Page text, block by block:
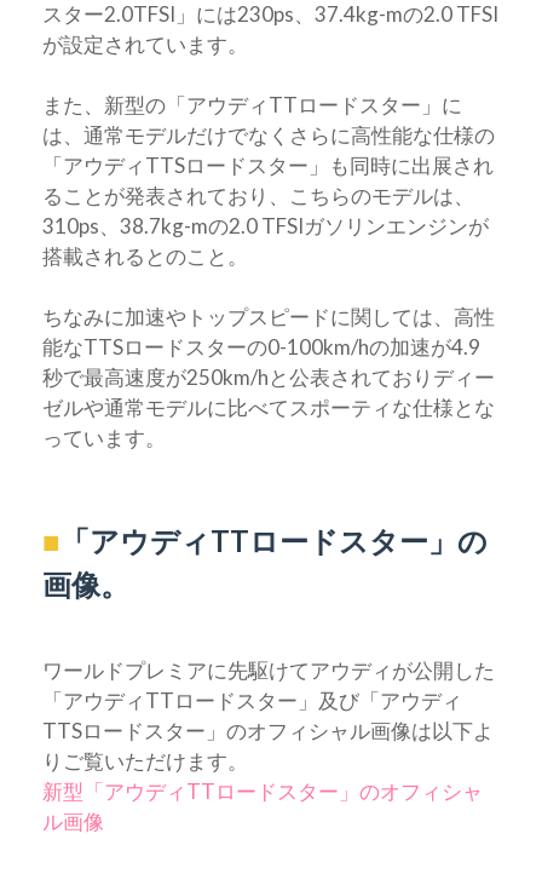
スター2.0TFSI」には230ps、37.4kg-mの2.0 TFSI
が設定されています。
また、新型の「アウディTTロードスター」に
は、通常モデルだけでなくさらに高性能な仕様の
「アウディTTSロードスター」も同時に出展され
ることが発表されており、こちらのモデルは、
310ps、38.7kg-mの2.0 TFSIガソリンエンジンが
搭載されるとのこと。
ちなみに加速やトップスピードに関しては、高性
能なTTSロードスターの0-100km/hの加速が4.9
秒で最高速度が250km/hと公表されておりディー
ゼルや通常モデルに比べてスポーティな仕様とな
っています。
■ 「アウディTTロードスター」の
画像。
ワールドプレミアに先駆けてアウディが公開した
「アウディTTロードスター」及び「アウディ
TTSロードスター」のオフィシャル画像は以下よ
りご覧いただけます。
新型「アウディTTロードスター」のオフィシャ
ル画像